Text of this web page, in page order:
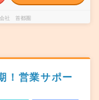
会社 首都圏
！営業サポー